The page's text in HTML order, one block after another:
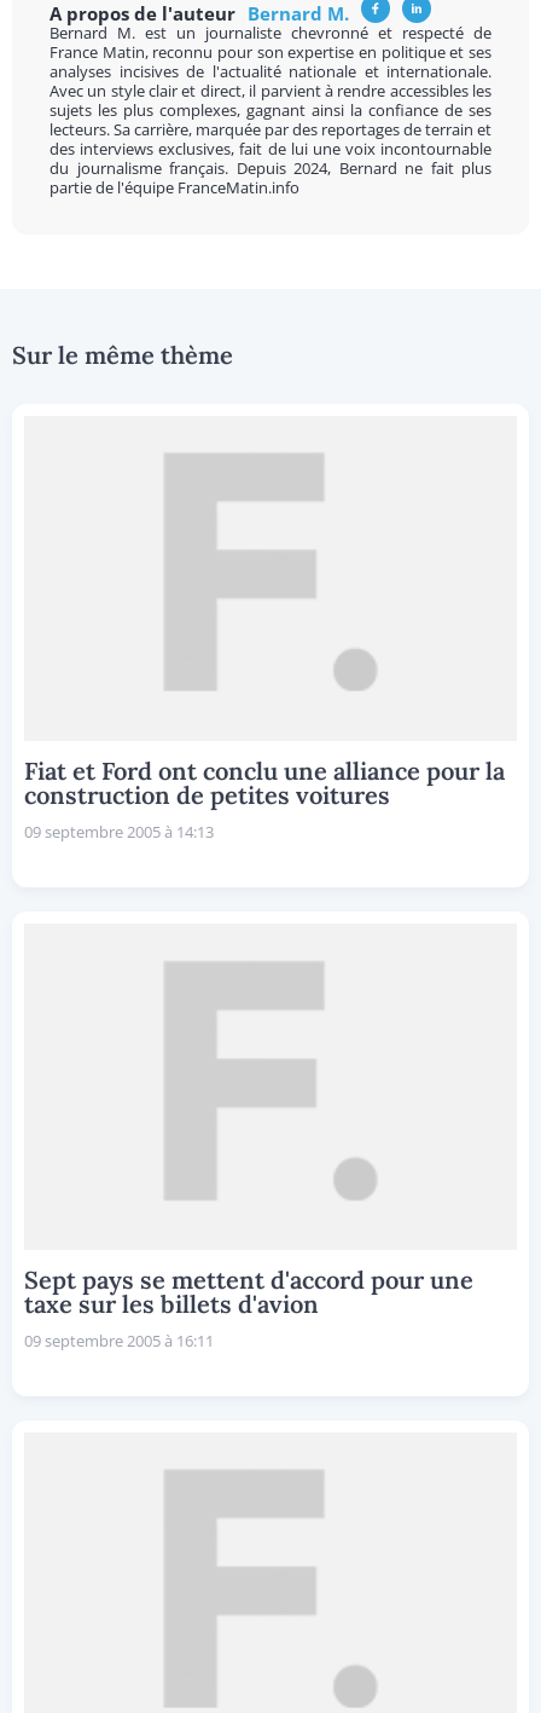
A propos de l'auteur Bernard M.
Bernard M. est un journaliste chevronné et respecté de
France Matin, reconnu pour son expertise en politique et ses
analyses incisives de l'actualité nationale et internationale.
Avec un style clair et direct, il parvient à rendre accessibles les
sujets les plus complexes, gagnant ainsi la confiance de ses
lecteurs. Sa carrière, marquée par des reportages de terrain et
des interviews exclusives, fait de lui une voix incontournable
du journalisme français. Depuis 2024, Bernard ne fait plus
partie de l'équipe FranceMatin.info
Sur le même thème
Fiat et Ford ont conclu une alliance pour la
construction de petites voitures
09 septembre 2005 à 14:13
Sept pays se mettent d'accord pour une
taxe sur les billets d'avion
09 septembre 2005 à 16:11